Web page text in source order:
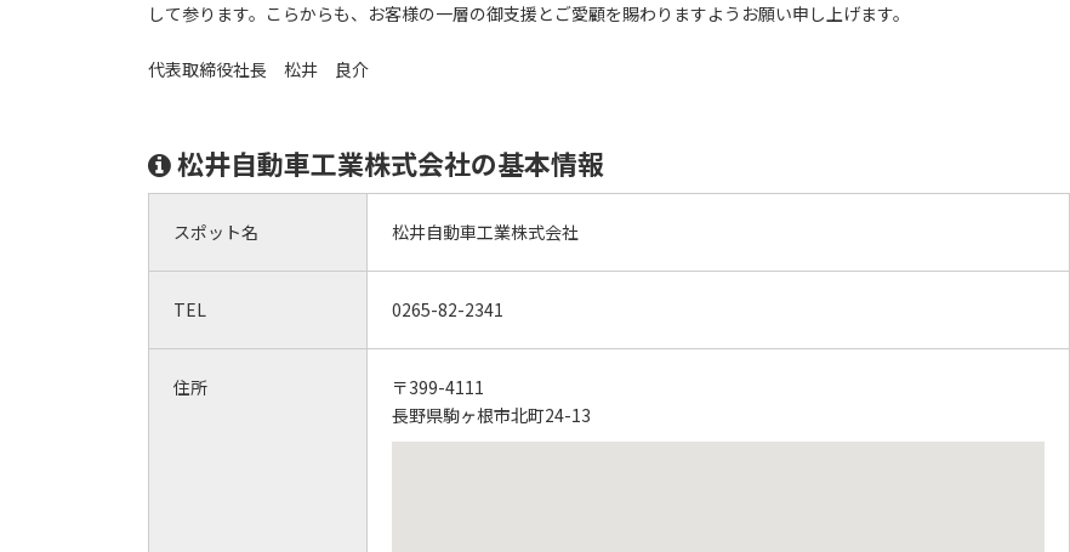
して参ります。こらからも、お客様の一層の御支援とご愛顧を賜わりますようお願い申し上げます。
代表取締役社長 松井 良介
松井自動車工業株式会社の基本情報
スポット名 松井自動車工業株式会社
TEL 0265-82-2341
住所
〒399-4111
長野県駒ヶ根市北町24-13